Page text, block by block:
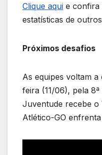
Clique aqui e confira
estatísticas de
Próximos desafios
As equipes voltam
feira (11/06), pela
Juventude recebe o
Atlético-GO